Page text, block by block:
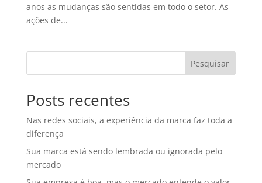
anos as mudanças são sentidas em todo o setor. As
ações de...
Pesquisar
Posts recentes
Nas redes sociais, a experiência da marca faz toda a
diferença
Sua marca está sendo lembrada ou ignorada pelo
mercado